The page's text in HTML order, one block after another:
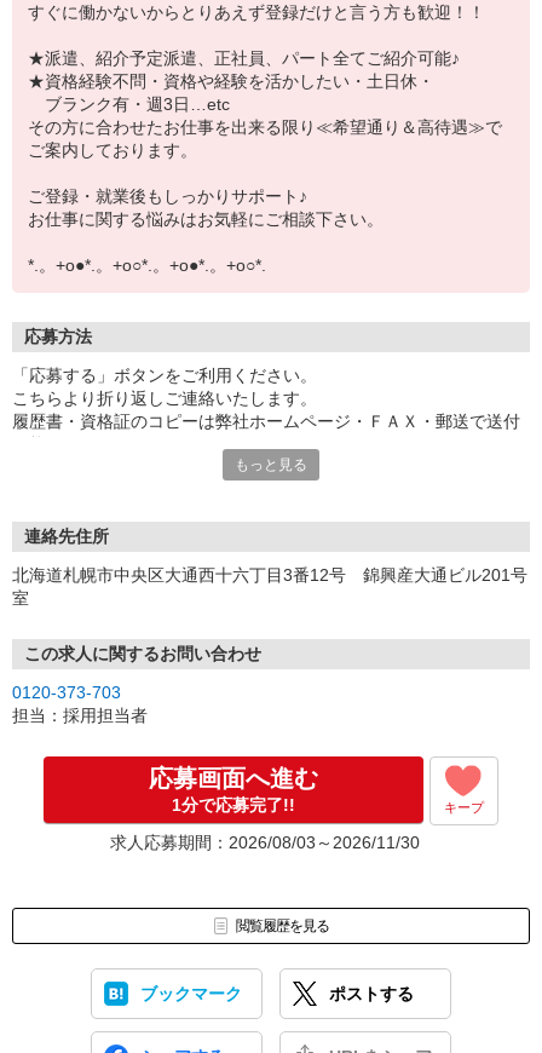
すぐに働かないからとりあえず登録だけと言う方も歓迎！！
★派遣、紹介予定派遣、正社員、パート全てご紹介可能♪
★資格経験不問・資格や経験を活かしたい・土日休・
ブランク有・週3日…etc
その方に合わせたお仕事を出来る限り≪希望通り＆高待遇≫で
ご案内しております。
ご登録・就業後もしっかりサポート♪
お仕事に関する悩みはお気軽にご相談下さい。
*.。+o●*.。+o○*.。+o●*.。+o○*.
応募方法
「応募する」ボタンをご利用ください。
こちらより折り返しご連絡いたします。
履歴書・資格証のコピーは弊社ホームページ・ＦＡＸ・郵送で送付
もっと見る
連絡先住所
北海道札幌市中央区大通西十六丁目3番12号 錦興産大通ビル201号
室
この求人に関するお問い合わせ
0120-373-703
担当：採用担当者
応募画面へ進む
1分で応募完了!! キープ
求人応募期間：2026/08/03～2026/11/30
閲覧履歴を見る
ブックマーク ポストする